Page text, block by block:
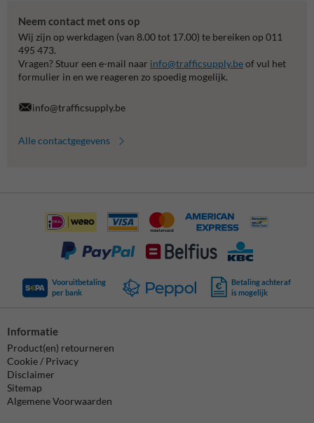
Neem contact met ons op
Wij zijn op werkdagen (van 8.00 tot 17.00) te bereiken op 011
495 473.
Vragen? Stuur een e-mail naar info@trafficsupply.beof vul het
formulier in en we reageren zo spoedig mogelijk.
info@trafficsupply.be
Alle contactgegevens
Vooruitbetaling
per bank
Betaling achteraf
is mogelijk
Informatie
Product(en) retourneren
Cookie / Privacy
Disclaimer
Sitemap
Algemene Voorwaarden